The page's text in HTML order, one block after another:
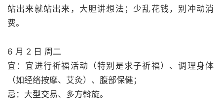
站出来就站出来，大胆讲想法；少乱花钱，别冲动消
费。
6 月 2 日 周二
宜：宜进行祈福活动（特别是求子祈福）、调理身体
（如经络按摩、艾灸）、腹部保健；
忌：大型交易、多方斡旋。